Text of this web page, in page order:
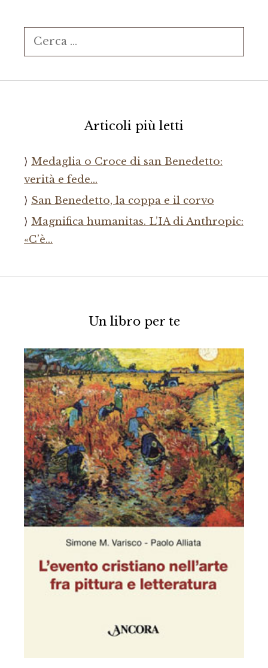
Ricerca
per:
Articoli più letti
Medaglia o Croce di san Benedetto:
verità e fede…
San Benedetto, la coppa e il corvo
Magnifica humanitas. L’IA di Anthropic:
«C’è…
Un libro per te